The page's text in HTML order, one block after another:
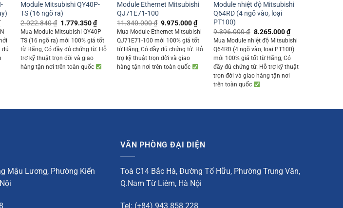
Current
price
is:
1.278.700 ₫.
đủ
Module Mitsubishi QY40P-
TS (16 ngõ ra)
2.022.840₫ Original
price
was:
2.022.840 ₫.
1.779.350₫Current
price
is:
1.779.350 ₫.
Mua Module Mitsubishi QY40P-
TS (16 ngõ ra) mới 100% giá tốt
từ Hãng, Có đầy đủ chứng từ. Hỗ
trợ kỹ thuật trọn đời và giao
hàng tận nơi trên toàn quốc
Module Ethernet Mitsubishi
QJ71E71-100
11.340.000₫ Original
price
was:
11.340.000 ₫.
9.975.000₫Current
price
is:
9.975.000 ₫.
Mua Module Ethernet Mitsubishi
QJ71E71-100 mới 100% giá tốt
từ Hãng, Có đầy đủ chứng từ. Hỗ
trợ kỹ thuật trọn đời và giao
hàng tận nơi trên toàn quốc
Module nhiệt độ Mitsubishi
Q64RD (4 ngõ vào, loại
PT100)
9.396.000₫ Original
price
was:
9.396.000 ₫.
8.265.000₫Current
price
is:
8.265.000 ₫.
Mua Module nhiệt độ Mitsubishi
Q64RD (4 ngõ vào, loại PT100)
mới 100% giá tốt từ Hãng, Có
đầy đủ chứng từ. Hỗ trợ kỹ thuật
trọn đời và giao hàng tận nơi
trên toàn quốc
Mậu Lương, Phường Kiến
VĂN PHÒNG ĐẠI DIỆN
Toà C14 Bắc Hà, Đường Tố Hữu, Phường Trung Văn,
Q.Nam Từ Liêm, Hà Nội
Tel: (+84) 943 858 228